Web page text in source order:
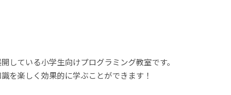
している小学生向けプログラミング教室です。
を楽しく効果的に学ぶことができます！